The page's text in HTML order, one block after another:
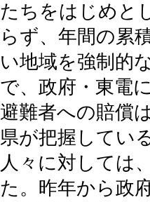
たちをはじめと
らず、年間の累
い地域を強制的
で、政府・東電
避難者への賠償
県が把握してい
人々に対しては
た。昨年から政